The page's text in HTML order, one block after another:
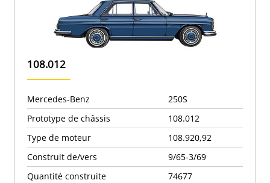
108.012
Mercedes-Benz
250S
Prototype de châssis
108.012
Type de moteur
108.920,92
Construit de/vers
9/65-3/69
Quantité construite
74677